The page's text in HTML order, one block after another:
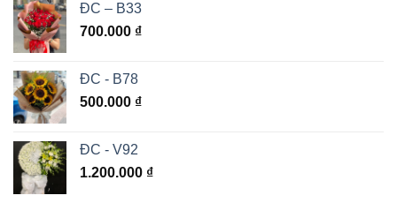
ĐC – B33
700.000 ₫
ĐC - B78
500.000 ₫
ĐC - V92
1.200.000 ₫